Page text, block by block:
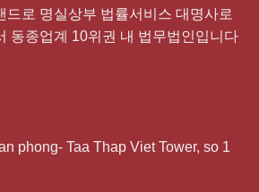
드로 명실상부 법률서비스 대명사로
동종업계 10위권 내 법무법인입니다
phong- Taa Thap Viet Tower, so 1